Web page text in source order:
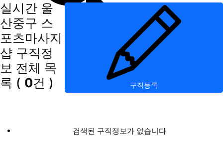
실시간 울
산중구 스
포츠마사지
샵 구직정
보 전체 목
록 ( 0건 ) 구직등록
검색된 구직정보가 없습니다